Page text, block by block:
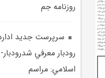
روزنامه جم
سرپرست جديد
رودبار معرفي
اسلامي: مراسم